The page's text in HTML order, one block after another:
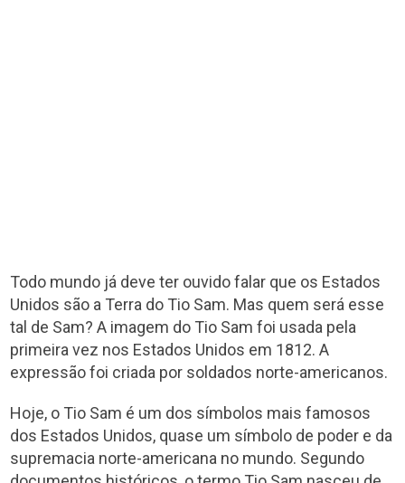
Todo mundo já deve ter ouvido falar que os Estados
Unidos são a Terra do Tio Sam. Mas quem será esse
tal de Sam? A imagem do Tio Sam foi usada pela
primeira vez nos Estados Unidos em 1812. A
expressão foi criada por soldados norte-americanos.
Hoje, o Tio Sam é um dos símbolos mais famosos
dos Estados Unidos, quase um símbolo de poder e da
supremacia norte-americana no mundo. Segundo